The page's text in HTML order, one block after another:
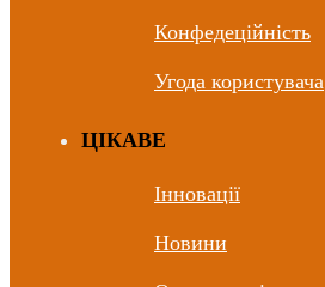
Конфедеційність
Угода користувача
ЦIКАВЕ
Інновації
Новини